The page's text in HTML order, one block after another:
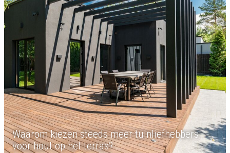
Waarom kiezen steeds meer tuinliefhebbers
voor hout op het terras?